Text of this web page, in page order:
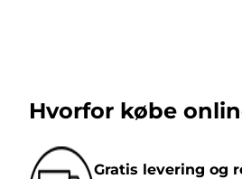
Hvorfor købe
Gratis levering og